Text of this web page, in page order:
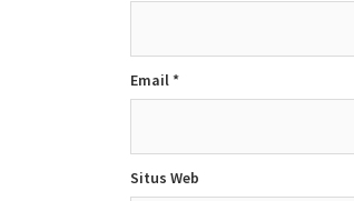
Email*
Situs Web